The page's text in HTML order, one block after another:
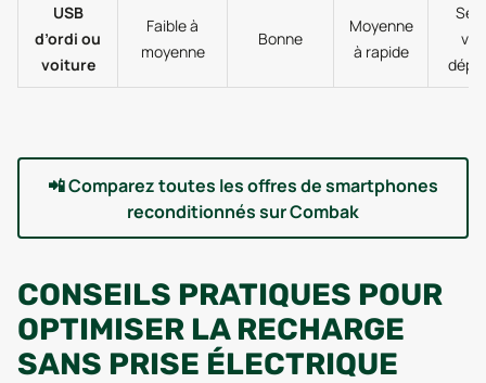
USB
d’ordi ou
voiture
Faible à
moyenne
Bonne
Moyenne
à rapide
📲Comparez toutes les offres de smartphones
reconditionnés sur Combak
CONSEILS PRATIQUES POUR
OPTIMISER LA RECHARGE
SANS PRISE ÉLECTRIQUE